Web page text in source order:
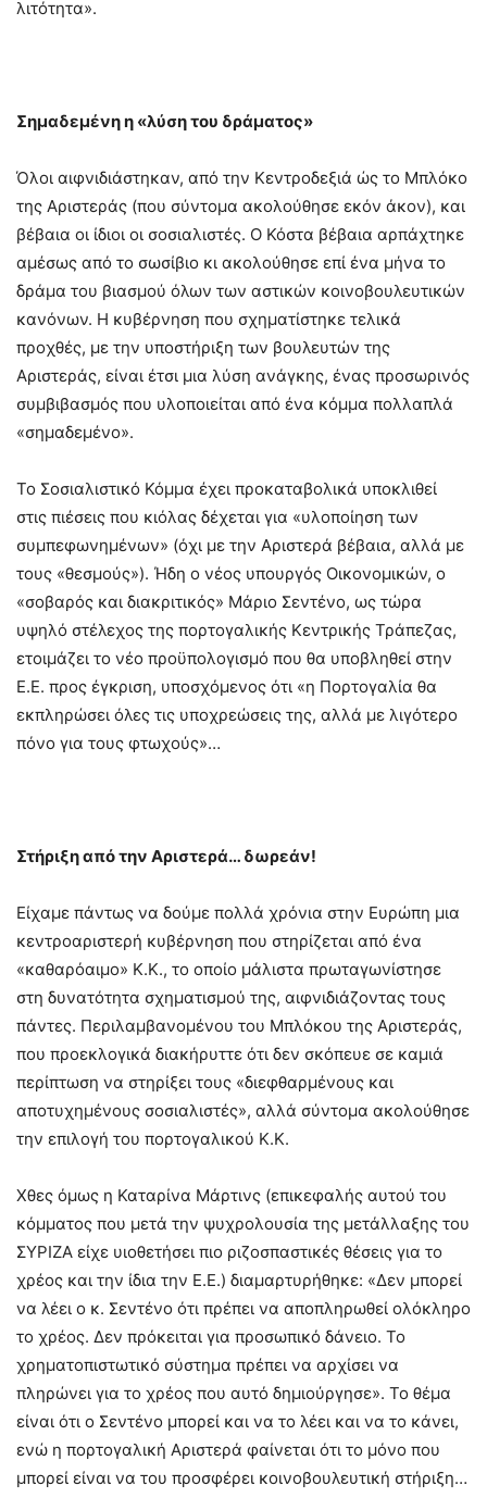
λιτότητα».
Σημαδεμένη η «λύση του δράματος»
Όλοι αιφνιδιάστηκαν, από την Κεντροδεξιά ώς το Μπλόκο
της Αριστεράς (που σύντομα ακολούθησε εκόν άκον), και
βέβαια οι ίδιοι οι σοσιαλιστές. Ο Κόστα βέβαια αρπάχτηκε
αμέσως από το σωσίβιο κι ακολούθησε επί ένα μήνα το
δράμα του βιασμού όλων των αστικών κοινοβουλευτικών
κανόνων. Η κυβέρνηση που σχηματίστηκε τελικά
προχθές, με την υποστήριξη των βουλευτών της
Αριστεράς, είναι έτσι μια λύση ανάγκης, ένας προσωρινός
συμβιβασμός που υλοποιείται από ένα κόμμα πολλαπλά
«σημαδεμένο».
Το Σοσιαλιστικό Κόμμα έχει προκαταβολικά υποκλιθεί
στις πιέσεις που κιόλας δέχεται για «υλοποίηση των
συμπεφωνημένων» (όχι με την Αριστερά βέβαια, αλλά με
τους «θεσμούς»). Ήδη ο νέος υπουργός Οικονομικών, ο
«σοβαρός και διακριτικός» Μάριο Σεντένο, ως τώρα
υψηλό στέλεχος της πορτογαλικής Κεντρικής Τράπεζας,
ετοιμάζει το νέο προϋπολογισμό που θα υποβληθεί στην
Ε.Ε. προς έγκριση, υποσχόμενος ότι «η Πορτογαλία θα
εκπληρώσει όλες τις υποχρεώσεις της, αλλά με λιγότερο
πόνο για τους φτωχούς»…
Στήριξη από την Αριστερά… δωρεάν!
Είχαμε πάντως να δούμε πολλά χρόνια στην Ευρώπη μια
κεντροαριστερή κυβέρνηση που στηρίζεται από ένα
«καθαρόαιμο» Κ.Κ., το οποίο μάλιστα πρωταγωνίστησε
στη δυνατότητα σχηματισμού της, αιφνιδιάζοντας τους
πάντες. Περιλαμβανομένου του Μπλόκου της Αριστεράς,
που προεκλογικά διακήρυττε ότι δεν σκόπευε σε καμιά
περίπτωση να στηρίξει τους «διεφθαρμένους και
αποτυχημένους σοσιαλιστές», αλλά σύντομα ακολούθησε
την επιλογή του πορτογαλικού Κ.Κ.
Χθες όμως η Καταρίνα Μάρτινς (επικεφαλής αυτού του
κόμματος που μετά την ψυχρολουσία της μετάλλαξης του
ΣΥΡΙΖΑ είχε υιοθετήσει πιο ριζοσπαστικές θέσεις για το
χρέος και την ίδια την Ε.Ε.) διαμαρτυρήθηκε: «Δεν μπορεί
να λέει ο κ. Σεντένο ότι πρέπει να αποπληρωθεί ολόκληρο
το χρέος. Δεν πρόκειται για προσωπικό δάνειο. Το
χρηματοπιστωτικό σύστημα πρέπει να αρχίσει να
πληρώνει για το χρέος που αυτό δημιούργησε». Το θέμα
είναι ότι ο Σεντένο μπορεί και να το λέει και να το κάνει,
ενώ η πορτογαλική Αριστερά φαίνεται ότι το μόνο που
μπορεί είναι να του προσφέρει κοινοβουλευτική στήριξη…